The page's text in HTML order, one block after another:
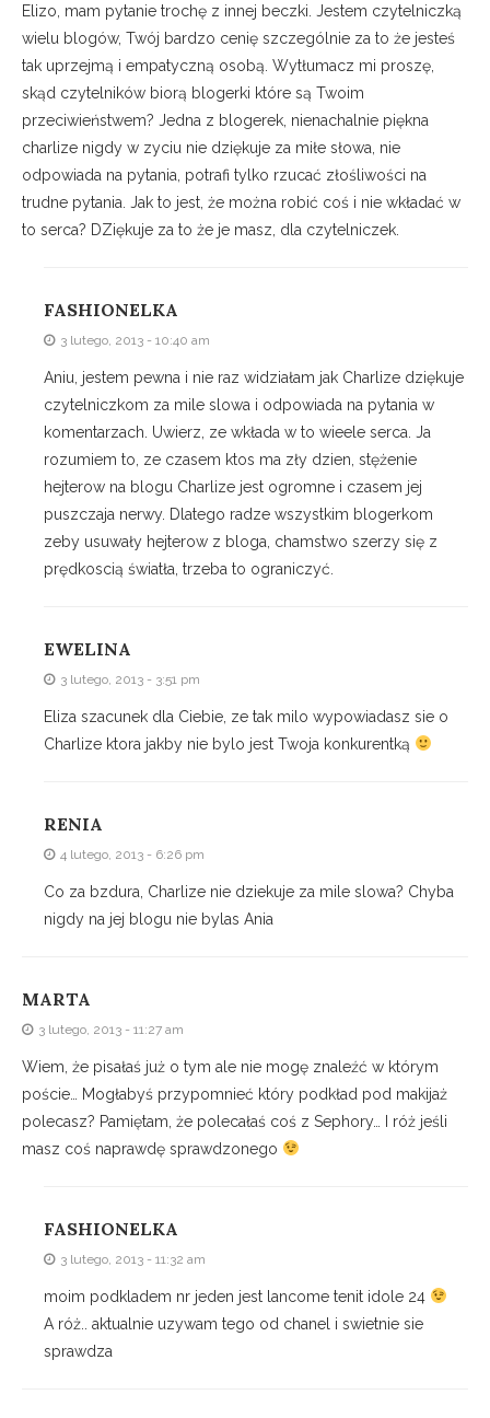
Elizo, mam pytanie trochę z innej beczki. Jestem czytelniczką
wielu blogów, Twój bardzo cenię szczególnie za to że jesteś
tak uprzejmą i empatyczną osobą. Wytłumacz mi proszę,
skąd czytelników biorą blogerki które są Twoim
przeciwieństwem? Jedna z blogerek, nienachalnie piękna
charlize nigdy w zyciu nie dziękuje za miłe słowa, nie
odpowiada na pytania, potrafi tylko rzucać złośliwości na
trudne pytania. Jak to jest, że można robić coś i nie wkładać w
to serca? DZiękuje za to że je masz, dla czytelniczek.
FASHIONELKA
3 lutego, 2013 - 10:40 am
Aniu, jestem pewna i nie raz widziałam jak Charlize dziękuje
czytelniczkom za mile slowa i odpowiada na pytania w
komentarzach. Uwierz, ze wkłada w to wieele serca. Ja
rozumiem to, ze czasem ktos ma zły dzien, stężenie
hejterow na blogu Charlize jest ogromne i czasem jej
puszczaja nerwy. Dlatego radze wszystkim blogerkom
zeby usuwały hejterow z bloga, chamstwo szerzy się z
prędkoscią światła, trzeba to ograniczyć.
EWELINA
3 lutego, 2013 - 3:51 pm
Eliza szacunek dla Ciebie, ze tak milo wypowiadasz sie o
Charlize ktora jakby nie bylo jest Twoja konkurentką
RENIA
4 lutego, 2013 - 6:26 pm
Co za bzdura, Charlize nie dziekuje za mile slowa? Chyba
nigdy na jej blogu nie bylas Ania
MARTA
3 lutego, 2013 - 11:27 am
Wiem, że pisałaś już o tym ale nie mogę znaleźć w którym
poście… Mogłabyś przypomnieć który podkład pod makijaż
polecasz? Pamiętam, że polecałaś coś z Sephory… I róż jeśli
masz coś naprawdę sprawdzonego
FASHIONELKA
3 lutego, 2013 - 11:32 am
moim podkladem nr jeden jest lancome tenit idole 24
A róż.. aktualnie uzywam tego od chanel i swietnie sie
sprawdza